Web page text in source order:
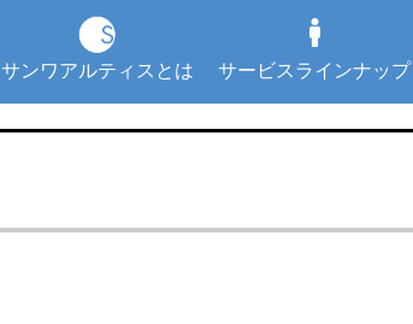
サンワアルティスとは サービスラインナップ